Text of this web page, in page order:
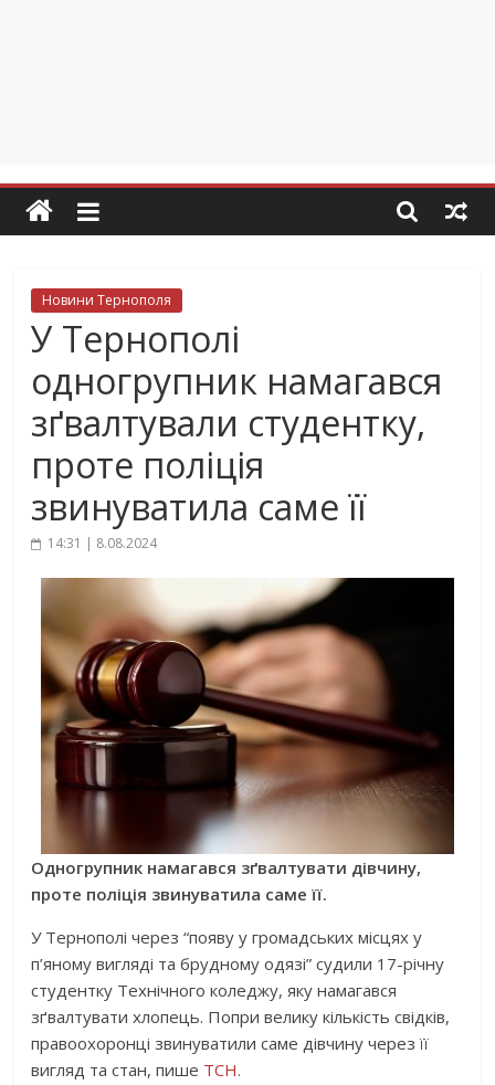
Новини Тернополя
У Тернополі
одногрупник намагався
зґвалтували студентку,
проте поліція
звинуватила саме її
14:31 | 8.08.2024
Одногрупник намагався зґвалтувати дівчину,
проте поліція звинуватила саме її.
У Тернополі через “появу у громадських місцях у
п’яному вигляді та брудному одязі” судили 17-річну
студентку Технічного коледжу, яку намагався
зґвалтувати хлопець. Попри велику кількість свідків,
правоохоронці звинуватили саме дівчину через її
вигляд та стан, пише ТСН.